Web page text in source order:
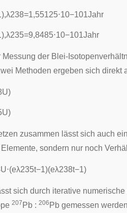
),λ238=1,55125⋅10−101Jahr
),λ235=9,8485⋅10−101Jahr
Messung der Blei-
Methoden ergeben sich
U)
U)
zusammen lässt sich auch
sondern nur noch
U⋅(eλ235t−1)(eλ238t−1)
sich durch iterative
207 Pb : 206 Pb gemessen